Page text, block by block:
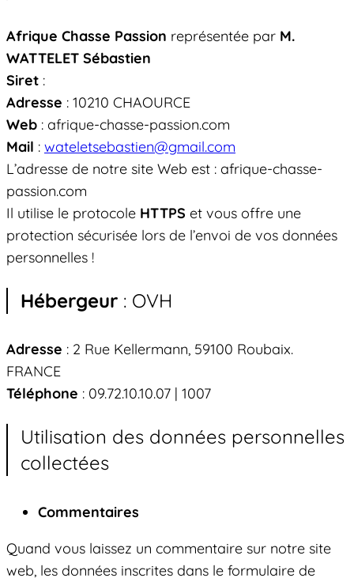
Afrique Chasse Passion représentée par M.
WATTELET Sébastien
Siret ​:
Adresse : 10210 CHAOURCE
Web : afrique-chasse-passion.com
Mail ​: wateletsebastien@gmail.com
L’adresse de notre site Web est : afrique-chasse-
passion.com
Il utilise le protocole HTTPS et vous offre une
protection sécurisée lors de l’envoi de vos données
personnelles !
Hébergeur : OVH
Adresse : 2 Rue Kellermann, 59100 Roubaix.
FRANCE
Téléphone : 09.72.10.10.07 | 1007
Utilisation des données personnelles
collectées
Commentaires
Quand vous laissez un commentaire sur notre site
web, les données inscrites dans le formulaire de